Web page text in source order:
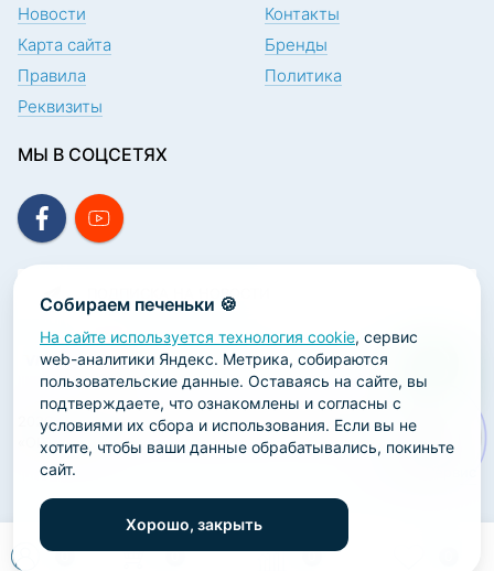
0 0 0
Собираем печеньки 🍪
На сайте используется технология cookie, сервис
web-аналитики Яндекс. Метрика, собираются
пользовательские данные. Оставаясь на сайте, вы
подтверждаете, что ознакомлены и согласны с
условиями их сбора и использования. Если вы не
хотите, чтобы ваши данные обрабатывались, покиньте
сайт.
Хорошо, закрыть
Новости
Контакты
Карта сайта
Бренды
Правила
Политика
Реквизиты
МЫ В СОЦСЕТЯХ
ПОДПИСКА НА НОВОСТИ
2026 ООО «Научно-производственная лаборатория
«ОРТОДЕНТ»